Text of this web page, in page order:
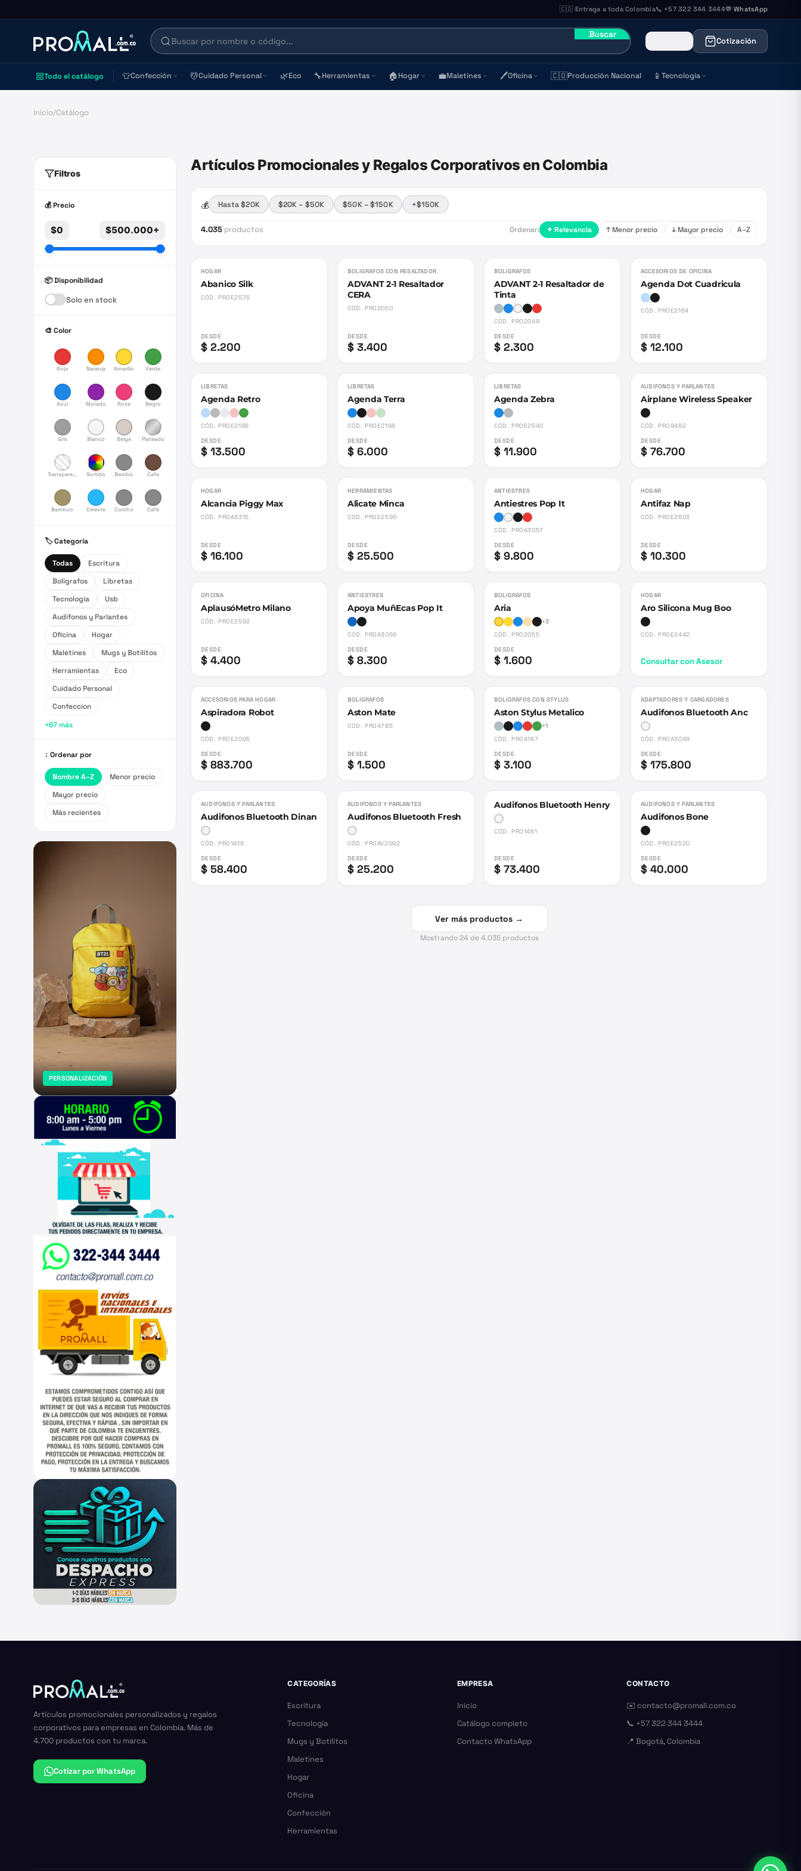
🇨🇴 Entrega a toda Colombia📞 +57 322 344 3444💬 WhatsApp
Buscar
Cotización
Todo el catálogo 👕Confección 💆Cuidado Personal 🌿Eco 🔧Herramientas 🏠Hogar 💼Maletines 🖊️Oficina 🇨🇴Producción Nacional 📱 Tecnología
Inicio/Catálogo
Filtros
💰 Precio
$0 $500.000+
📦 Disponibilidad
Solo en stock
🎨 Color
Rojo Naranja Amarillo Verde
Azul Morado Rosa Negro
Gris Blanco Beige Plateado
Transparente Surtido Bambú Cafe
Bamboo Celeste Corcho Café
🏷️ Categoría
Todas
Escritura
Boligrafos
Libretas
Tecnología
Usb
Audifonos y Parlantes
Oficina
Hogar
Maletines
Mugs y Botilitos
Herramientas
Eco
Cuidado Personal
Confeccion
+67 más
↕️ Ordenar por
Nombre A–Z
Menor precio
Mayor precio
Más recientes
PERSONALIZACIÓN
Artículos Promocionales y Regalos Corporativos en Colombia
💰 Hasta $20K $20K – $50K $50K – $150K +$150K
4.035 productos Ordenar: ✦ Relevancia ↑ Menor precio ↓ Mayor precio A–Z
HOGAR
Abanico Silk
CÓD. PROE2575
DESDE
$ 2.200
BOLIGRAFOS CON RESALTADOR
ADVANT 2-1 Resaltador
CERA
CÓD. PRO2050
DESDE
$ 3.400
BOLIGRAFOS
ADVANT 2-1 Resaltador de
Tinta
CÓD. PRO2049
DESDE
$ 2.300
ACCESORIOS DE OFICINA
Agenda Dot Cuadricula
CÓD. PROE2164
DESDE
$ 12.100
LIBRETAS
Agenda Retro
CÓD. PROE2196
DESDE
$ 13.500
LIBRETAS
Agenda Terra
CÓD. PROE2198
DESDE
$ 6.000
LIBRETAS
Agenda Zebra
CÓD. PROE2540
DESDE
$ 11.900
AUDIFONOS Y PARLANTES
Airplane Wireless Speaker
CÓD. PRO9482
DESDE
$ 76.700
HOGAR
Alcancia Piggy Max
CÓD. PROA3315
DESDE
$ 16.100
HERRAMIENTAS
Alicate Minca
CÓD. PROE2599
DESDE
$ 25.500
ANTIESTRES
Antiestres Pop It
CÓD. PROA3057
DESDE
$ 9.800
HOGAR
Antifaz Nap
CÓD. PROE2603
DESDE
$ 10.300
OFICINA
AplausóMetro Milano
CÓD. PROE2592
DESDE
$ 4.400
ANTIESTRES
Apoya MuñEcas Pop It
CÓD. PROA3059
DESDE
$ 8.300
BOLIGRAFOS
Aria
+3
CÓD. PRO2055
DESDE
$ 1.600
HOGAR
Aro Silicona Mug Boo
CÓD. PROE2442
Consultar con Asesor
ACCESORIOS PARA HOGAR
Aspiradora Robot
CÓD. PROE2005
DESDE
$ 883.700
BOLIGRAFOS
Aston Mate
CÓD. PRO4785
DESDE
$ 1.500
BOLIGRAFOS CON STYLUS
Aston Stylus Metalico
+1
CÓD. PRO4167
DESDE
$ 3.100
ADAPTADORES Y CARGADORES
Audifonos Bluetooth Anc
CÓD. PROA3049
DESDE
$ 175.800
AUDIFONOS Y PARLANTES
Audifonos Bluetooth Dinan
CÓD. PRO1418
DESDE
$ 58.400
AUDIFONOS Y PARLANTES
Audifonos Bluetooth Fresh
CÓD. PROAV2092
DESDE
$ 25.200
Audifonos Bluetooth Henry
CÓD. PRO1461
DESDE
$ 73.400
AUDIFONOS Y PARLANTES
Audifonos Bone
CÓD. PROE2520
DESDE
$ 40.000
Ver más productos →
Mostrando24 de4.035productos
Artículos promocionales personalizados y regalos
corporativos para empresas en Colombia. Más de
4.700 productos con tu marca.
Cotizar por WhatsApp
CATEGORÍAS
Escritura
Tecnología
Mugs y Botilitos
Maletines
Hogar
Oficina
Confección
Herramientas
EMPRESA
Inicio
Catálogo completo
Contacto WhatsApp
CONTACTO
✉️contacto@promall.com.co
📞 +57 322 344 3444
📍 Bogotá, Colombia